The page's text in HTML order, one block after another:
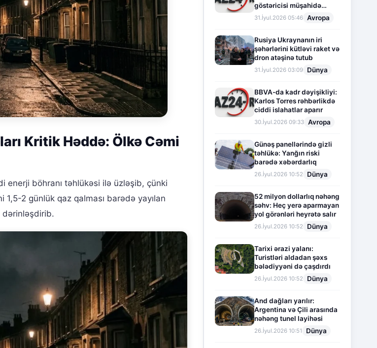
Kritik Həddə: Ölkə Cəmi
enerji böhranı təhlükəsi ilə üzləşib, çünki
2 günlük qaz qalması barədə yayılan
dərinləşdirib.
göstəricisi müşahidə
olunur
31.İyul.2026 05:46 Avropa
Rusiya Ukraynanın iri
şəhərlərini kütləvi raket və
dron atəşinə tutub
31.İyul.2026 03:09 Dünya
BBVA-da kadr dəyişikliyi:
Karlos Torres rəhbərlikdə
ciddi islahatlar aparır
30.İyul.2026 09:33 Avropa
Günəş panellərində gizli
təhlükə: Yanğın riski
barədə xəbərdarlıq
26.İyul.2026 10:52 Dünya
52 milyon dollarlıq nəhəng
səhv: Heç yerə aparmayan
yol görənləri heyrətə salır
26.İyul.2026 10:52 Dünya
Tarixi ərazi yalanı:
Turistləri aldadan şəxs
bələdiyyəni də çaşdırdı
26.İyul.2026 10:52 Dünya
And dağları yarılır:
Argentina və Çili arasında
nəhəng tunel layihəsi
26.İyul.2026 10:51 Dünya